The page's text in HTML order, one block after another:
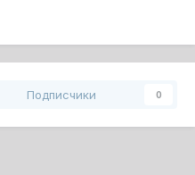
Подписчики 0